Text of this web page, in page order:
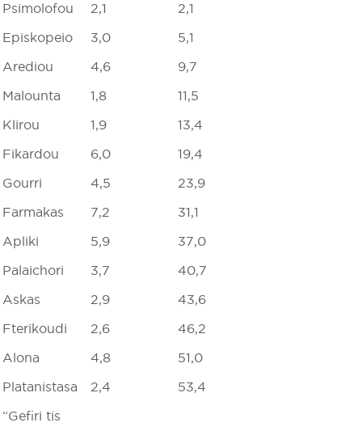
Psimolofou 2,1
2,1
Episkopeio
3,0
5,1
Arediou
4,6
9,7
Malounta
1,8
11,5
Klirou
1,9
13,4
Fikardou
6,0
19,4
Gourri
4,5
23,9
Farmakas
7,2
31,1
Apliki
5,9
37,0
Palaichori
3,7
40,7
Askas
2,9
43,6
Fterikoudi
2,6
46,2
Alona
4,8
51,0
Platanistasa
2,4
53,4
“Gefiri tis